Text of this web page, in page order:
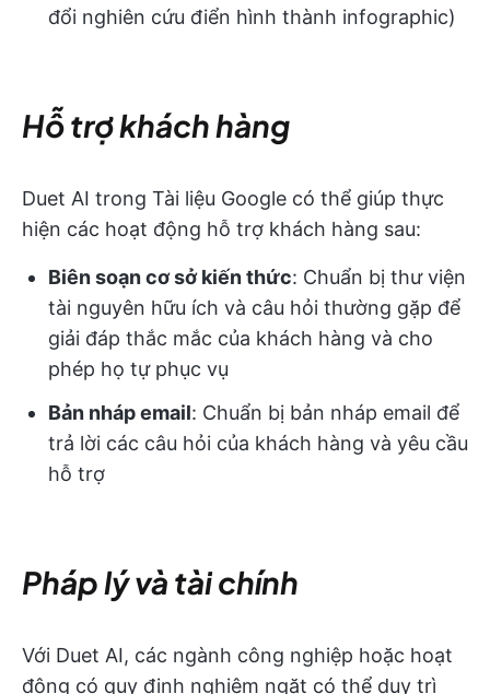
đổi nghiên cứu điển hình thành infographic)
Hỗ trợ khách hàng
Duet AI trong Tài liệu Google có thể giúp thực
hiện các hoạt động hỗ trợ khách hàng sau:
Biên soạn cơ sở kiến thức: Chuẩn bị thư viện
tài nguyên hữu ích và câu hỏi thường gặp để
giải đáp thắc mắc của khách hàng và cho
phép họ tự phục vụ
Bản nháp email: Chuẩn bị bản nháp email để
trả lời các câu hỏi của khách hàng và yêu cầu
hỗ trợ
Pháp lý và tài chính
Với Duet AI, các ngành công nghiệp hoặc hoạt
động có quy định nghiêm ngặt có thể duy trì